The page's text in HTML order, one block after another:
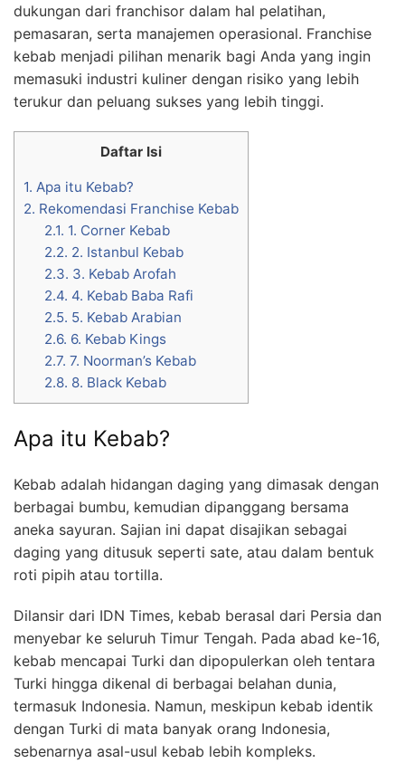
dukungan dari franchisor dalam hal pelatihan,
pemasaran, serta manajemen operasional. Franchise
kebab menjadi pilihan menarik bagi Anda yang ingin
memasuki industri kuliner dengan risiko yang lebih
terukur dan peluang sukses yang lebih tinggi.
Daftar Isi
1. Apa itu Kebab?
2. Rekomendasi Franchise Kebab
2.1. 1. Corner Kebab
2.2. 2. Istanbul Kebab
2.3. 3. Kebab Arofah
2.4. 4. Kebab Baba Rafi
2.5. 5. Kebab Arabian
2.6. 6. Kebab Kings
2.7. 7. Noorman’s Kebab
2.8. 8. Black Kebab
Apa itu Kebab?
Kebab adalah hidangan daging yang dimasak dengan
berbagai bumbu, kemudian dipanggang bersama
aneka sayuran. Sajian ini dapat disajikan sebagai
daging yang ditusuk seperti sate, atau dalam bentuk
roti pipih atau tortilla.
Dilansir dari IDN Times, kebab berasal dari Persia dan
menyebar ke seluruh Timur Tengah. Pada abad ke-16,
kebab mencapai Turki dan dipopulerkan oleh tentara
Turki hingga dikenal di berbagai belahan dunia,
termasuk Indonesia. Namun, meskipun kebab identik
dengan Turki di mata banyak orang Indonesia,
sebenarnya asal-usul kebab lebih kompleks.